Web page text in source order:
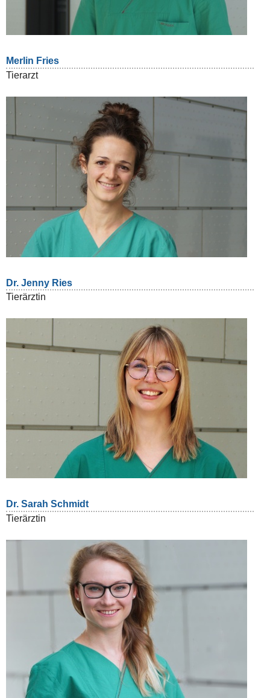
Merlin Fries
Tierarzt
Dr. Jenny Ries
Tierärztin
Dr. Sarah Schmidt
Tierärztin